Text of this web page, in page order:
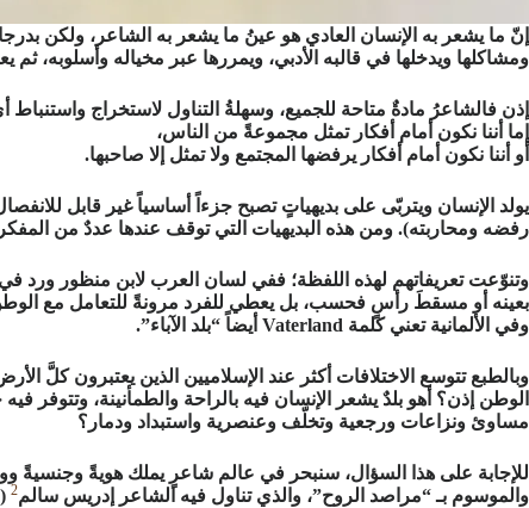
إنّ ما يشعر به الإنسان العادي هو عينُ ما يشعر به الشاعر، ولكن
ومشاكلها ويدخلها في قالبه الأدبي، ويمررها عبر مخياله وأسلوبه، ثم
إذن فالشاعرُ مادةٌ متاحة للجميع، وسهلةُ التناول لاستخراج
إما أننا نكون أمام أفكار تمثل مجموعةً من الناس،
أو أننا نكون أمام أفكار يرفضها المجتمع ولا تمثل إلا صاحبها.
يولد الإنسان ويتربّى على بديهياتٍ تصبح جزءاً أساسياً غير قابل
رفضه ومحاربته). ومن هذه البديهيات التي توقف عندها عددٌ من
وتنوّعت تعريفاتهم لهذه اللفظة؛ ففي لسان العرب لابن منظور
وفي الألمانية تعني كلمة Vaterland أيضاً “بلد الآباء”.
وبالطبع تتوسع الاختلافات أكثر عند الإسلاميين الذين يعتبرون كلَّ
الوطن إذن؟ أهو بلدٌ يشعر الإنسان فيه بالراحة والطمأنينة،
مساوئ ونزاعات ورجعية وتخلّف وعنصرية واستبداد ودمار؟
والموسوم بـ “مراصد الروح”، والذي تناول فيه الشاعر إدريس سالم2